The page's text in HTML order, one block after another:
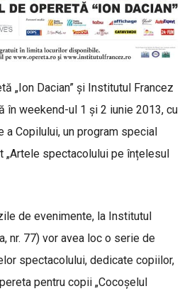
„Ion Dacian” și Institutul Francez
în weekend-ul 1 şi 2 iunie 2013, cu
a Copilului, un program special
spectacolului pe înțelesul
de evenimente, la Institutul
nr. 77) vor avea loc o serie de
spectacolului, dedicate copiilor,
pentru copii „Cocoşelul